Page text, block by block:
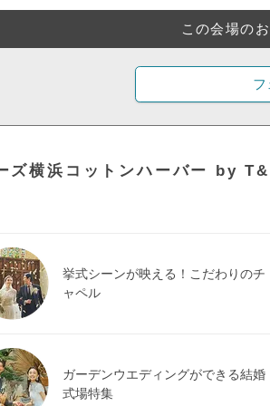
この会場の
フ
ズ横浜コットンハーバー by
挙式シーンが映える！こだわりのチ
ャペル
ガーデンウエディングができる結婚
式場特集